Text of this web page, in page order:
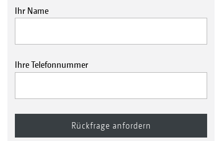
Ihr Name
Ihre Telefonnummer